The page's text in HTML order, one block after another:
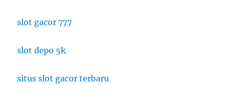
slot gacor 777
slot depo 5k
situs slot gacor terbaru